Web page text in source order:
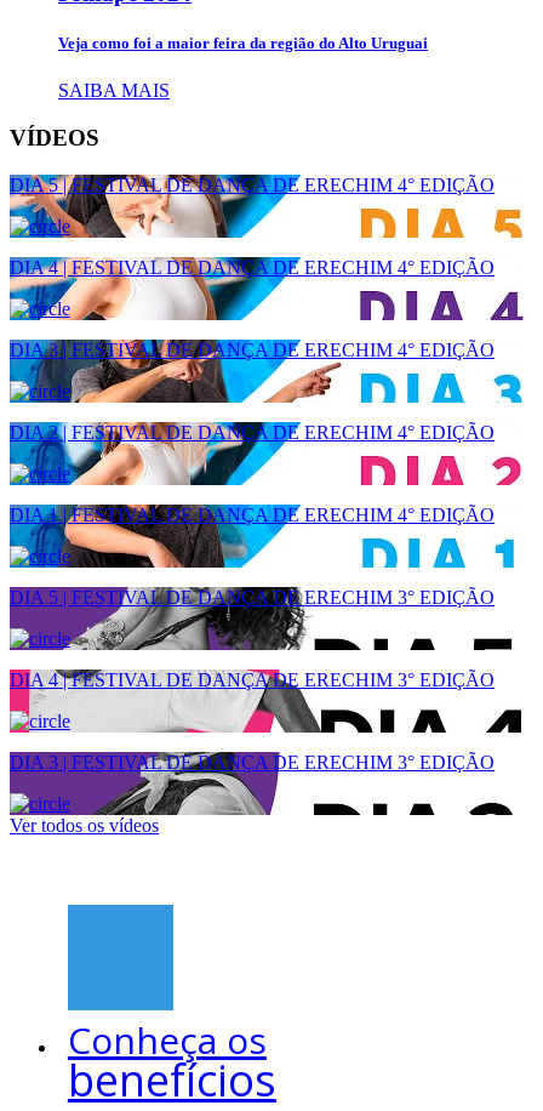
Veja como foi a maior feira da região do Alto Uruguai
SAIBA MAIS
VÍDEOS
DIA 5 | FESTIVAL DE DANÇA DE ERECHIM 4° EDIÇÃO
DIA 4 | FESTIVAL DE DANÇA DE ERECHIM 4° EDIÇÃO
DIA 3 | FESTIVAL DE DANÇA DE ERECHIM 4° EDIÇÃO
DIA 2 | FESTIVAL DE DANÇA DE ERECHIM 4° EDIÇÃO
DIA 1 | FESTIVAL DE DANÇA DE ERECHIM 4° EDIÇÃO
DIA 5 | FESTIVAL DE DANÇA DE ERECHIM 3° EDIÇÃO
DIA 4 | FESTIVAL DE DANÇA DE ERECHIM 3° EDIÇÃO
DIA 3 | FESTIVAL DE DANÇA DE ERECHIM 3° EDIÇÃO
Ver todos os vídeos
Conheça os
benefícios